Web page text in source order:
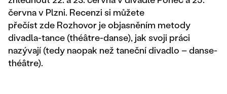
června v Plzni. Recenzi si můžete
přečíst zde Rozhovor je objasněním metody
divadla-tance (théâtre-danse), jak svoji práci
nazývají (tedy naopak než taneční divadlo – danse-
théâtre).